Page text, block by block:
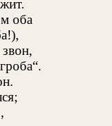
оба